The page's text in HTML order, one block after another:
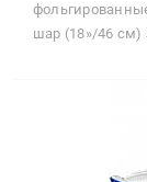
Магазин
Корзина
шар (18»/46 см)